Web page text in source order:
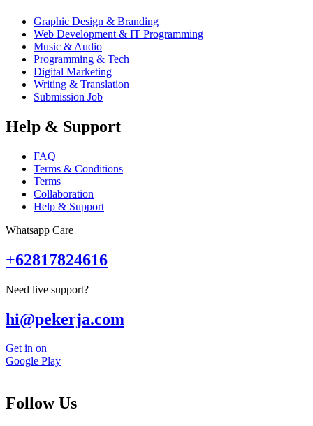
Graphic Design & Branding
Web Development & IT Programming
Music & Audio
Programming & Tech
Digital Marketing
Writing & Translation
Submission Job
Help & Support
FAQ
Terms & Conditions
Terms
Collaboration
Help & Support
Whatsapp Care
+62817824616
Need live support?
hi@pekerja.com
Get in on
Google Play
Follow Us